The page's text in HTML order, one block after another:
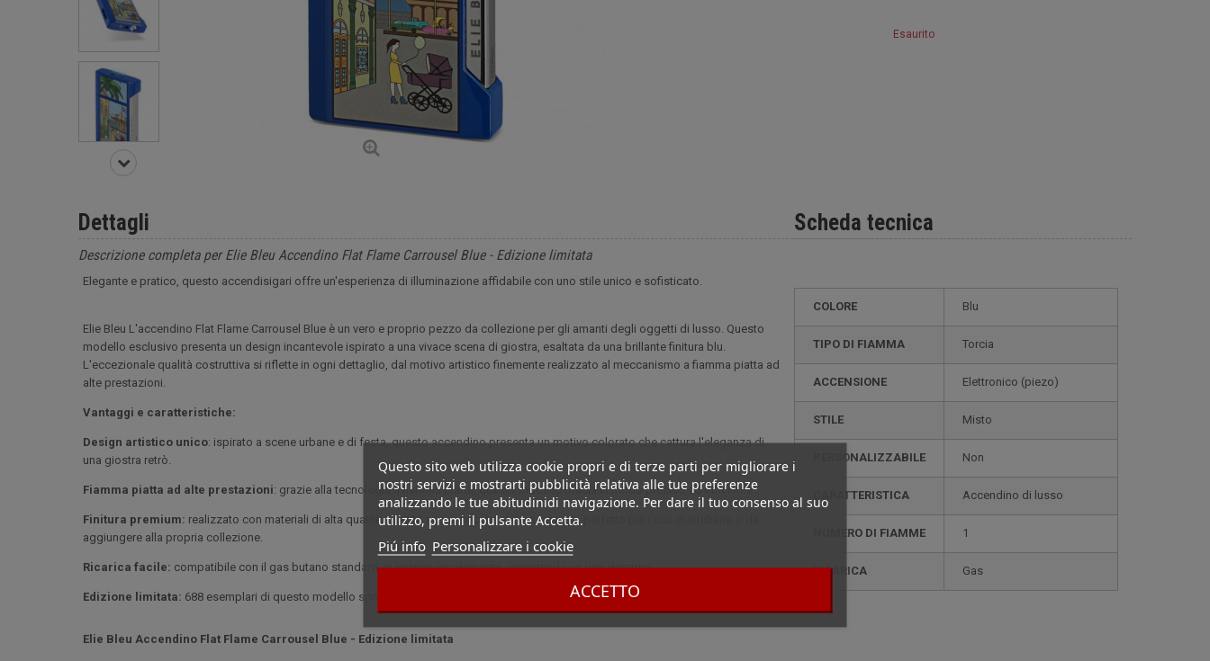
Questo sito web utilizza cookie propri e di terze parti per migliorare i
nostri servizi e mostrarti pubblicità relativa alle tue preferenze
analizzando le tue abitudinidi navigazione. Per dare il tuo consenso al suo
utilizzo, premi il pulsante Accetta.
Piú info Personalizzare i cookie
ACCETTO
Esaurito
Scheda tecnica
COLORE Blu
TIPO DI FIAMMA Torcia
ACCENSIONE elettronico (piezo)
STILE misto
PERSONALIZZABILE non
CARATTERISTICA accendino di lusso
NUMERO DI FIAMME 1
RICARICA gas
Dettagli
Descrizione completa per Elie Bleu Accendino Flat Flame Carrousel Blue - Edizione limitata
Elegante e pratico, questo accendisigari offre un'esperienza di illuminazione affidabile con uno stile unico e sofisticato.
Elie Bleu L'accendino Flat Flame Carrousel Blue è un vero e proprio pezzo da collezione per gli amanti degli oggetti di lusso. Questo
modello esclusivo presenta un design incantevole ispirato a una vivace scena di giostra, esaltata da una brillante finitura blu.
L'eccezionale qualità costruttiva si riflette in ogni dettaglio, dal motivo artistico finemente realizzato al meccanismo a fiamma piatta ad
alte prestazioni.
Vantaggi e caratteristiche:
Design artistico unico: ispirato a scene urbane e di festa, questo accendino presenta un motivo colorato che cattura l'eleganza di
una giostra retrò.
Fiamma piatta ad alte prestazioni: grazie alla tecnologia a fiamma piatta, questo modello brucia in modo preciso ed efficiente.
Finitura premium: realizzato con materiali di alta qualità, questo accendino è solido e leggero, perfetto per l'uso quotidiano o da
aggiungere alla propria collezione.
Ricarica facile: compatibile con il gas butano standard, si ricarica rapidamente, garantendo un uso duraturo.
Edizione limitata: 688 esemplari di questo modello sono numerati.
Elie Bleu Accendino Flat Flame Carrousel Blue - Edizione limitata